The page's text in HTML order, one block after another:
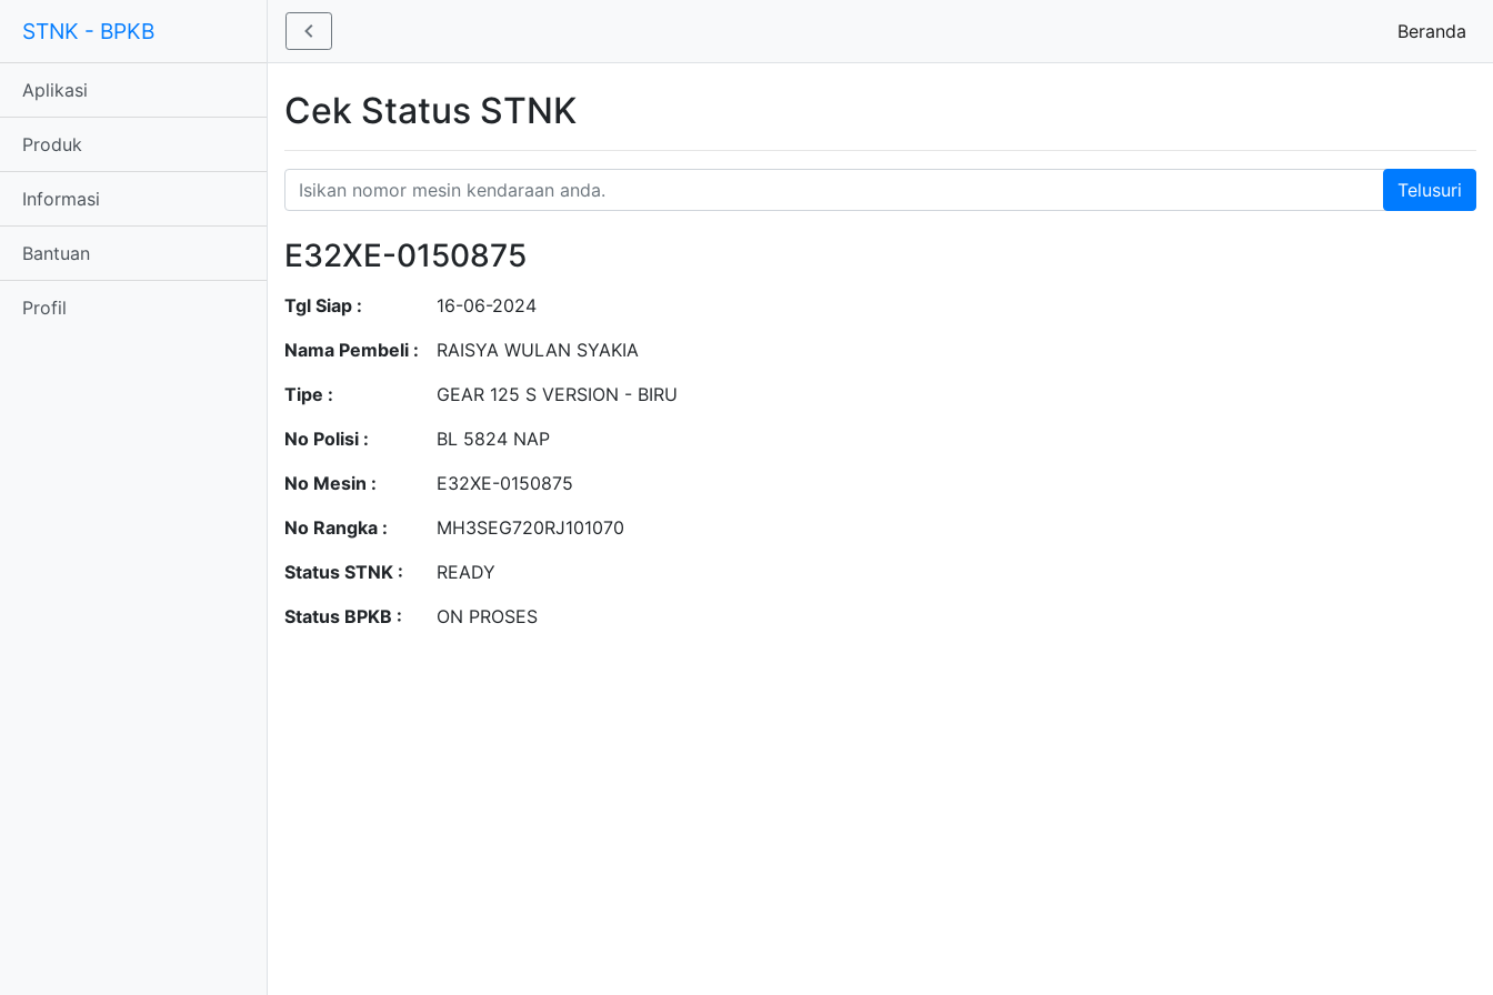
STNK - BPKB
Aplikasi
Produk
Informasi
Bantuan
Profil
Beranda
Cek Status STNK
E32XE-0150875
Tgl Siap :
16-06-2024
Nama Pembeli :
RAISYA WULAN SYAKIA
Tipe :
GEAR 125 S VERSION - BIRU
No Polisi :
BL 5824 NAP
No Mesin :
E32XE-0150875
No Rangka :
MH3SEG720RJ101070
Status STNK :
READY
Status BPKB :
ON PROSES